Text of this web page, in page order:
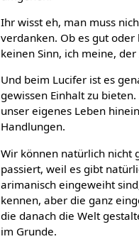
Ihr wisst eh, man muss
verdanken. Ob es gut
keinen Sinn, ich meine,
Und beim Lucifer ist es
gewissen Einhalt zu
unser eigenes Leben
Handlungen.
Wir können natürlich nicht
passiert, weil es gibt
arimanisch eingeweiht
kennen, aber die ganz
die danach die Welt
im Grunde.